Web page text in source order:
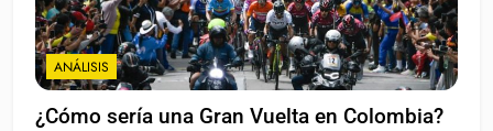
ANÁLISIS
¿Cómo sería una Gran Vuelta en Colombia?